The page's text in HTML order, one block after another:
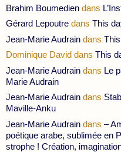
Brahim Boumedien dans
Gérard Lepoutre dans This
Jean-Marie Audrain dans
Dominique David dans This
Jean-Marie Audrain dans Le
Marie Audrain
Jean-Marie Audrain dans
Maville-Anku
Jean-Marie Audrain dans –
poétique arabe, sublimée en
strophe ! Création,